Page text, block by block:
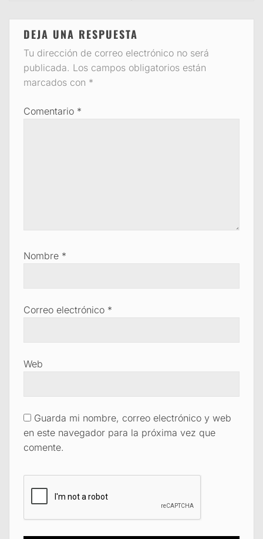
DEJA UNA RESPUESTA
Tu dirección de correo electrónico no será
publicada. Los campos obligatorios están
marcados con *
Comentario *
Nombre *
Correo electrónico *
Web
Guarda mi nombre, correo electrónico y web
en este navegador para la próxima vez que
comente.